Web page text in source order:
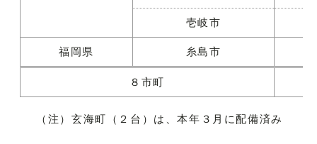
壱岐市
福岡県 糸島市
８市町
（注）玄海町（２台）は、本年３月に配備済み